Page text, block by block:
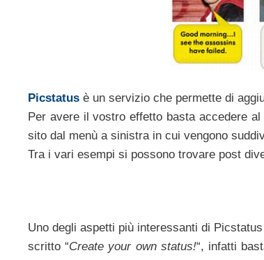
Picstatus è un servizio che permette di
Per avere il vostro effetto basta accedere
sito dal menù a sinistra in cui vengono
Tra i vari esempi si possono trovare post
Uno degli aspetti più interessanti di
scritto “Create your own status!“, infatti